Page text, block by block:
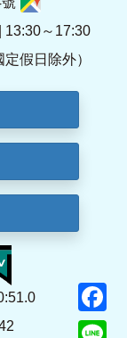
13:30～17:30
假日除外）